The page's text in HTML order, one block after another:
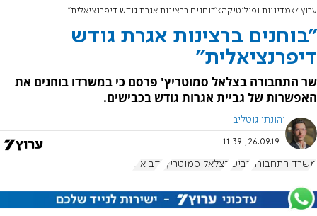
ערוץ 7 מדיניות ופוליטיקה "בוחנים ברצינות אגרת גודש דיפרנציאלית"
"בוחנים ברצינות אגרת גודש
דיפרנציאלית"
שר התחבורה בצלאל סמוטריץ' פרסם כי במשרדו בוחנים את
האפשרות של גביית אגרות גודש בכבישים.
יהונתן גוטליב
26.09.19, 11:39
משרד התחבורה כביש בצלאל סמוטריץ' נדב איל